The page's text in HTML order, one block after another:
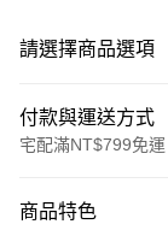
請選擇商品選項
付款與運送方式
宅配滿NT$799免運
信用卡一次付款
商品特色